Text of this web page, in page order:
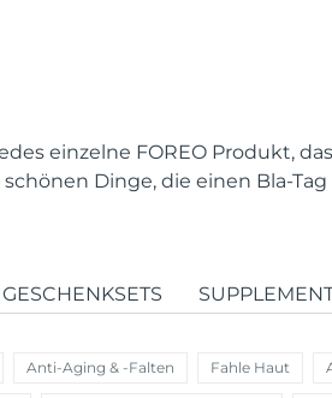
einzelne FOREO Produkt,
Dinge, die einen Bla-Tag
GESCHENKSETS
Anti-Aging & -Falten Fahle Haut